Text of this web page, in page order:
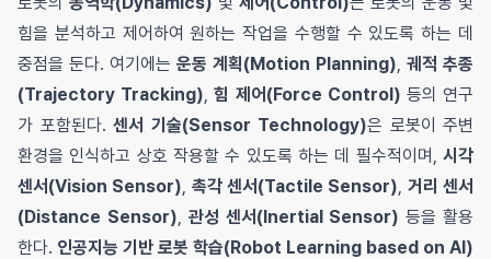
힘을 분석하고 제어하여 원하는 작업을 수행할 수 있도록 하는 데
중점을 둔다. 여기에는 운동 계획(Motion Planning), 궤적 추종
(Trajectory Tracking),힘 제어(Force Control) 등의 연구
가 포함된다. 센서 기술(Sensor Technology)은 로봇이 주변
환경을 인식하고 상호 작용할 수 있도록 하는 데 필수적이며, 시각
센서(Vision Sensor), 촉각 센서(Tactile Sensor), 거리 센서
(Distance Sensor), 관성 센서(Inertial Sensor) 등을 활용
한다. 인공지능 기반 로봇 학습(Robot Learning based on AI)